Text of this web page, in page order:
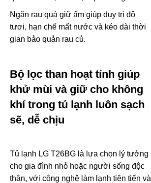
Ngăn rau quả giữ ẩm giúp duy trì độ
tươi, hạn chế mất nước và kéo dài thời
gian bảo quản rau củ.
Bộ lọc than hoạt tính giúp
khử mùi và giữ cho không
khí trong tủ lạnh luôn sạch
sẽ, dễ chịu
Tủ lạnh LG T26BG là lựa chọn lý tưởng
cho gia đình nhỏ hoặc người sống độc
thân, với công nghệ làm lạnh tiên tiến và